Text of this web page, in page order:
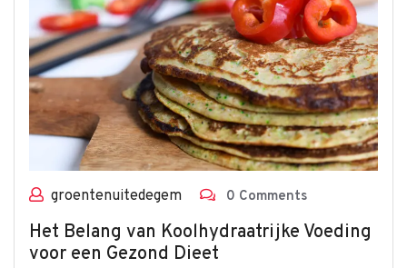
groentenuitedegem 0 Comments
Het Belang van Koolhydraatrijke Voeding
voor een Gezond Dieet